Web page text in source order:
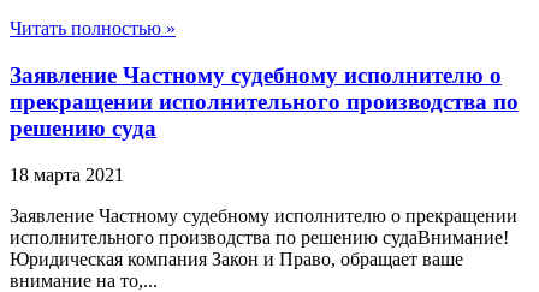
Читать полностью »
Заявление Частному судебному исполнителю о
прекращении исполнительного производства по
решению суда
18 марта 2021
Заявление Частному судебному исполнителю о прекращении
исполнительного производства по решению судаВнимание!
Юридическая компания Закон и Право, обращает ваше
внимание на то,...